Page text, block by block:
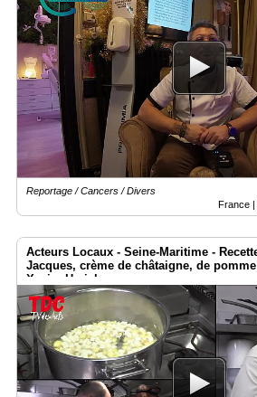
Reportage / Cancers / Divers
France |
Acteurs Locaux - Seine-Maritime -
Jacques, crème de châtaigne, de
Xavier Herichez